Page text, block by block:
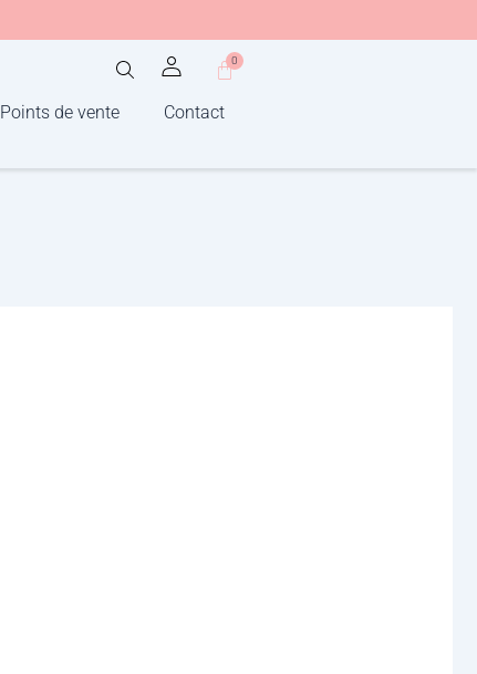
0
Panier
Points de vente Contact